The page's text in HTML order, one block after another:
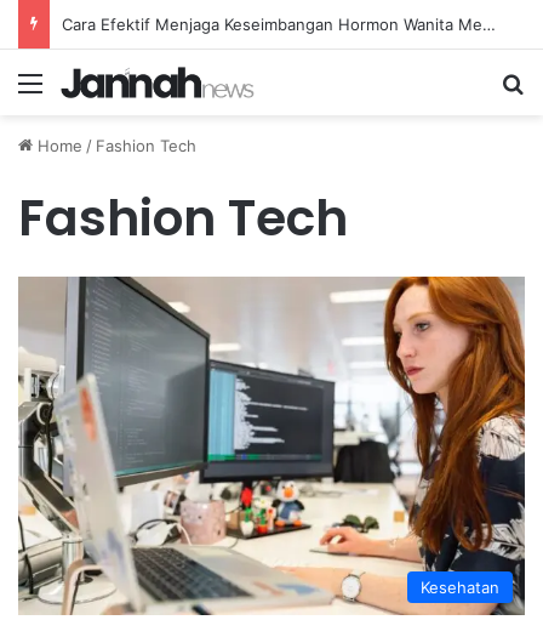
Cara Efektif Menjaga Keseimbangan Hormon Wanita Menjelang Menopause
Menu
Home / Fashion Tech
Fashion Tech
Kesehatan